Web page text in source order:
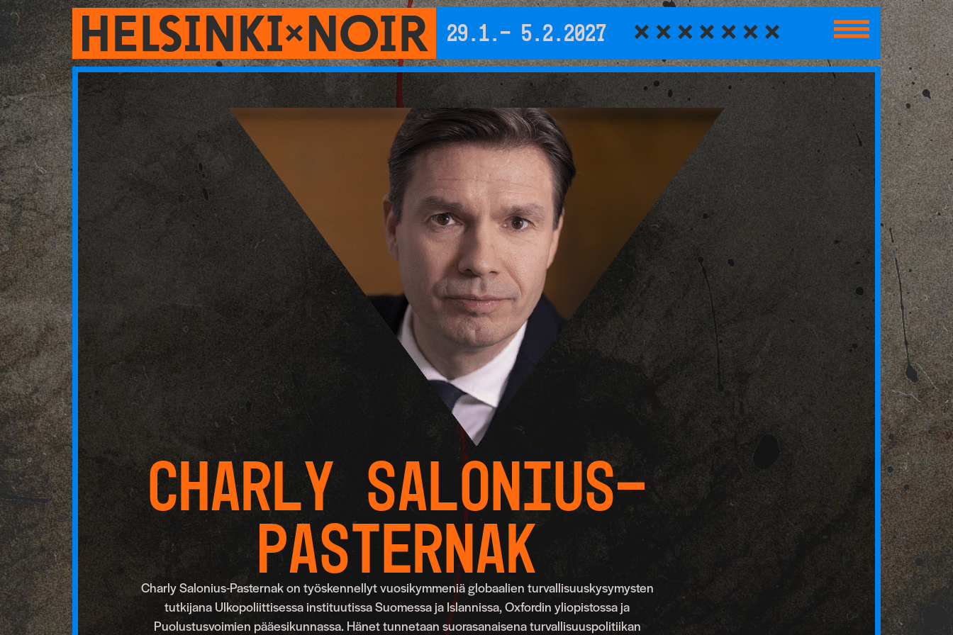
29.1.- 5.2.2027
Charly Salonius-
Pasternak
Charly Salonius-Pasternak on työskennellyt vuosikymmeniä globaalien turvallisuuskysymysten
tutkijana Ulkopoliittisessa instituutissa Suomessa ja Islannissa, Oxfordin yliopistossa ja
Puolustusvoimien pääesikunnassa. Hänet tunnetaan suorasanaisena turvallisuuspolitiikan